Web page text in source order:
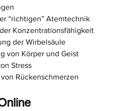
“richtigen” Atemtechnik
Konzentrationsfähigkeit
der Wirbelsäule
von Körper und Geist
Stress
Rückenschmerzen